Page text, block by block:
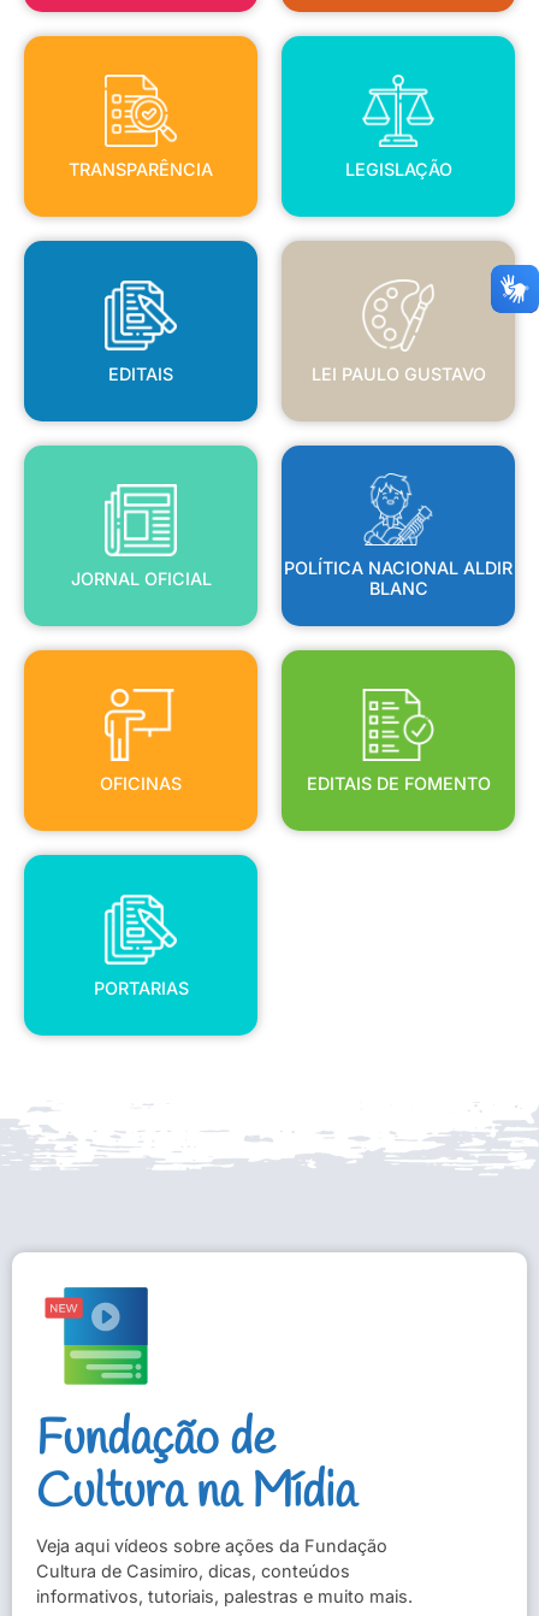
TRANSPARÊNCIA
TRANSPARÊNCIA
LEGISLAÇÃO
LEGISLAÇÃO
EDITAIS
EDITAIS
LEI PAULO GUSTAVO
LEI PAULO GUSTAVO
JORNAL OFICIAL
JORNAL OFICIAL
POLÍTICA NACIONAL ALDIR
BLANC
POLÍTICA NACIONAL ALDIR
BLANC
OFICINAS
OFICINAS
EDITAIS DE FOMENTO
EDITAIS DE FOMENTO
PORTARIAS
PORTARIAS
Fundação de
Cultura na Mídia
Veja aqui vídeos sobre ações da Fundação
Cultura de Casimiro, dicas, conteúdos
informativos, tutoriais, palestras e muito mais.